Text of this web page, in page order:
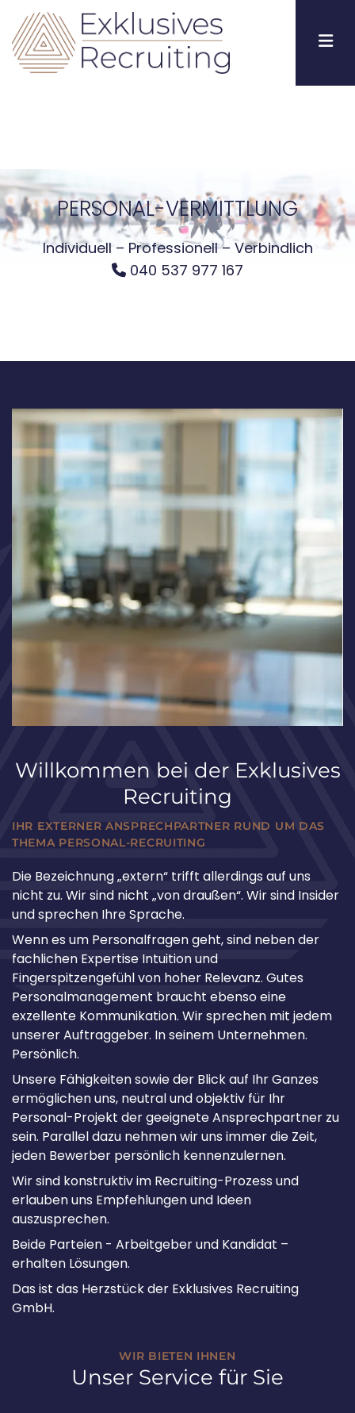
Zum Inhalt springen
PERSONAL-VERMITTLUNG
Individuell – Professionell – Verbindlich
 040 537 977 167
Willkommen bei der Exklusives
Recruiting
IHR EXTERNER ANSPRECHPARTNER RUND UM DAS
THEMA PERSONAL-RECRUITING
Die Bezeichnung „extern“ trifft allerdings auf uns
nicht zu. Wir sind nicht „von draußen“. Wir sind Insider
und sprechen Ihre Sprache.
Wenn es um Personalfragen geht, sind neben der
fachlichen Expertise Intuition und
Fingerspitzengefühl von hoher Relevanz. Gutes
Personalmanagement braucht ebenso eine
exzellente Kommunikation. Wir sprechen mit jedem
unserer Auftraggeber. In seinem Unternehmen.
Persönlich.
Unsere Fähigkeiten sowie der Blick auf Ihr Ganzes
ermöglichen uns, neutral und objektiv für Ihr
Personal-Projekt der geeignete Ansprechpartner zu
sein. Parallel dazu nehmen wir uns immer die Zeit,
jeden Bewerber persönlich kennenzulernen.
Wir sind konstruktiv im Recruiting-Prozess und
erlauben uns Empfehlungen und Ideen
auszusprechen.
Beide Parteien - Arbeitgeber und Kandidat –
erhalten Lösungen.
Das ist das Herzstück der Exklusives Recruiting
GmbH.
WIR BIETEN IHNEN
Unser Service für Sie